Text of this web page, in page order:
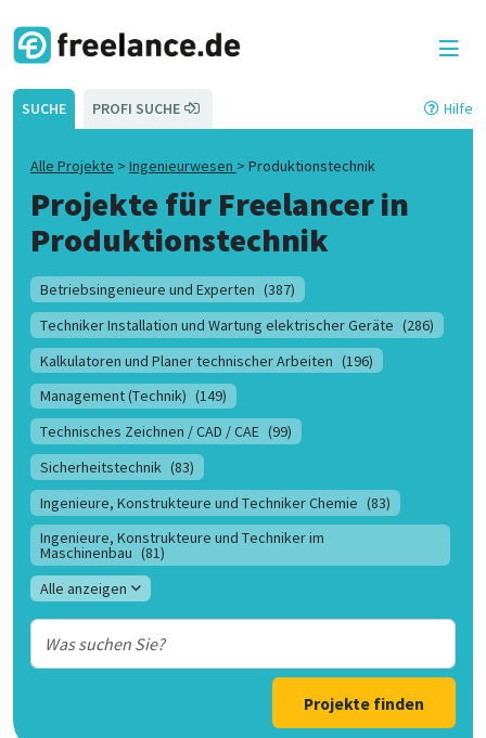
SUCHE PROFI SUCHE Hilfe
Alle Projekte > Ingenieurwesen > Produktionstechnik
Projekte für Freelancer in
Produktionstechnik
Betriebsingenieure und Experten (387)
Techniker Installation und Wartung elektrischer Geräte (286)
Kalkulatoren und Planer technischer Arbeiten (196)
Management (Technik) (149)
Technisches Zeichnen / CAD / CAE (99)
Sicherheitstechnik (83)
Ingenieure, Konstrukteure und Techniker Chemie (83)
Ingenieure, Konstrukteure und Techniker im
Maschinenbau (81)
Alle anzeigen
Projekte finden